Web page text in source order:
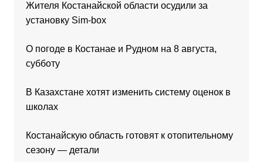
Жителя Костанайской области осудили за
установку Sim-box
О погоде в Костанае и Рудном на 8 августа,
субботу
В Казахстане хотят изменить систему оценок в
школах
Костанайскую область готовят к отопительному
сезону — детали